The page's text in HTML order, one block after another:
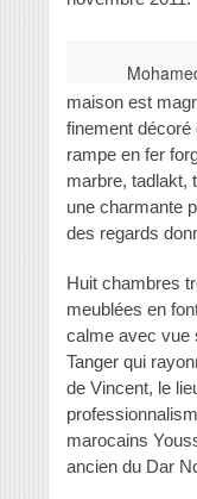
maison est
finement
rampe en fer
marbre, tadlakt,
une charmante
des regards
Huit chambres
meublées en
calme avec vue
Tanger qui
de Vincent, le
marocains
ancien du Dar